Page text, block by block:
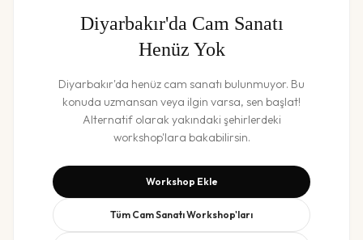
Diyarbakır'da Cam Sanatı
Henüz Yok
Diyarbakır'da henüz cam sanatı bulunmuyor. Bu
konuda uzmansan veya ilgin varsa, sen başlat!
Alternatif olarak yakındaki şehirlerdeki
workshop'lara bakabilirsin.
Workshop Ekle
Tüm Cam SanatıWorkshop'ları